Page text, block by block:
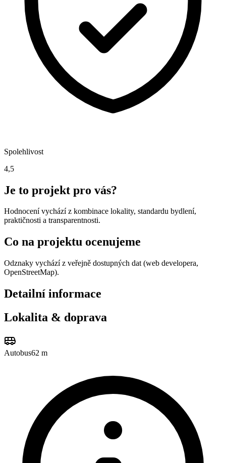
Spolehlivost
4,5
Je to projekt pro vás?
Hodnocení vychází z kombinace lokality, standardu bydlení,
praktičnosti a transparentnosti.
Co na projektu ocenujeme
Odznaky vychází z veřejně dostupných dat (web developera,
OpenStreetMap).
Detailní informace
Lokalita & doprava
Autobus62 m